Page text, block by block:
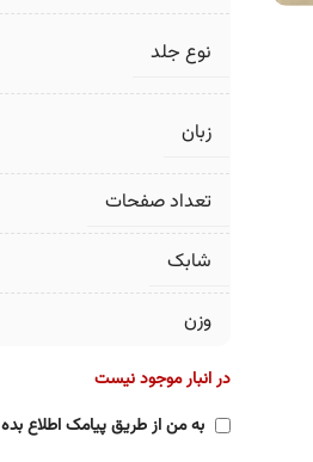
نوع جلد
زبان
تعداد صفحات
شابک
وزن
در انبار موجود نیست
به من از طریق پیامک اطلاع بده